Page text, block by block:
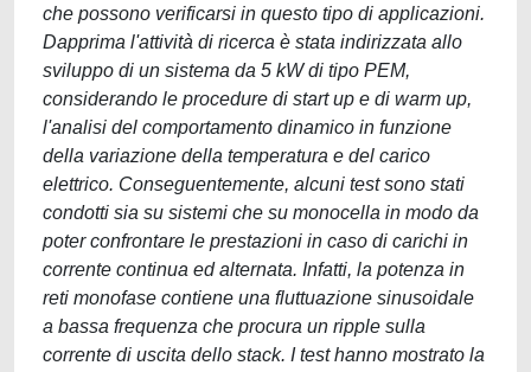
che possono verificarsi in questo tipo di applicazioni.
Dapprima l'attività di ricerca è stata indirizzata allo
sviluppo di un sistema da 5 kW di tipo PEM,
considerando le procedure di start up e di warm up,
l'analisi del comportamento dinamico in funzione
della variazione della temperatura e del carico
elettrico. Conseguentemente, alcuni test sono stati
condotti sia su sistemi che su monocella in modo da
poter confrontare le prestazioni in caso di carichi in
corrente continua ed alternata. Infatti, la potenza in
reti monofase contiene una fluttuazione sinusoidale
a bassa frequenza che procura un ripple sulla
corrente di uscita dello stack. I test hanno mostrato la